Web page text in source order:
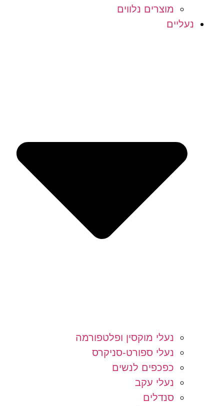
מוצרים נלווים
נעליים
נעלי מוקסין ופלטפורמה
נעלי ספורט-סניקרס
כפכפים לנשים
נעלי עקב
סנדלים